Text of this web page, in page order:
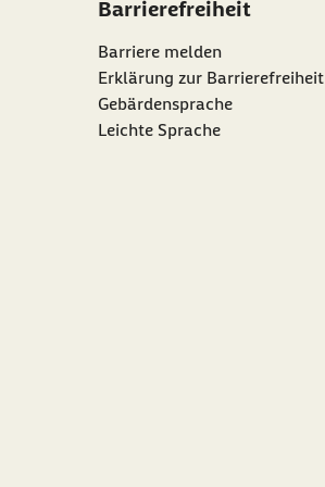
Barrierefreiheit
Barriere melden
Erklärung zur Barrierefreiheit
Gebärdensprache
Leichte Sprache